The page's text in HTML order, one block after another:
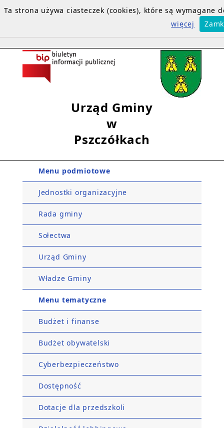
Urząd Gminy
w
Pszczółkach
Menu podmiotowe
Jednostki organizacyjne
Rada gminy
Sołectwa
Urząd Gminy
Władze Gminy
Menu tematyczne
Budżet i finanse
Budżet obywatelski
Cyberbezpieczeństwo
Dostępność
Dotacje dla przedszkoli
Ta strona używa ciasteczek (cookies), które są
więcej